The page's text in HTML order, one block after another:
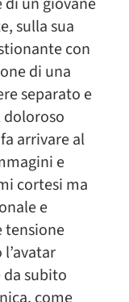
sulla sua
con
di una
separato e
doloroso
arrivare al
e
cortesi ma
e
tensione
da subito